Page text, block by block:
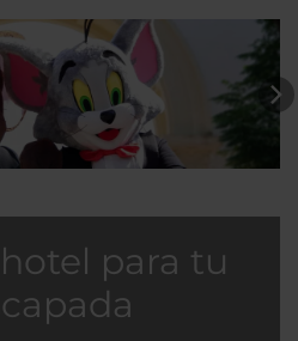
para tu